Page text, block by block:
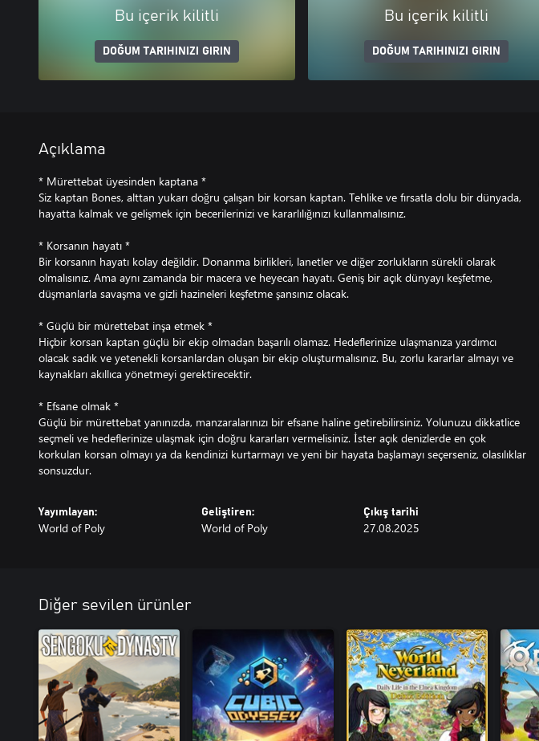
Bu içerik kilitli
DOĞUM TARIHINIZI GIRIN
Bu içerik kilitli
DOĞUM TARIHINIZI GIRIN
Açıklama
* Mürettebat üyesinden kaptana *
Siz kaptan Bones, alttan yukarı doğru çalışan bir korsan kaptan. Tehlike ve fırsatla dolu bir dünyada,
hayatta kalmak ve gelişmek için becerilerinizi ve kararlılığınızı kullanmalısınız.
* Korsanın hayatı *
Bir korsanın hayatı kolay değildir. Donanma birlikleri, lanetler ve diğer zorlukların sürekli olarak
olmalısınız. Ama aynı zamanda bir macera ve heyecan hayatı. Geniş bir açık dünyayı keşfetme,
düşmanlarla savaşma ve gizli hazineleri keşfetme şansınız olacak.
* Güçlü bir mürettebat inşa etmek *
Hiçbir korsan kaptan güçlü bir ekip olmadan başarılı olamaz. Hedeflerinize ulaşmanıza yardımcı
olacak sadık ve yetenekli korsanlardan oluşan bir ekip oluşturmalısınız. Bu, zorlu kararlar almayı ve
kaynakları akıllıca yönetmeyi gerektirecektir.
* Efsane olmak *
Güçlü bir mürettebat yanınızda, manzaralarınızı bir efsane haline getirebilirsiniz. Yolunuzu dikkatlice
seçmeli ve hedeflerinize ulaşmak için doğru kararları vermelisiniz. İster açık denizlerde en çok
korkulan korsan olmayı ya da kendinizi kurtarmayı ve yeni bir hayata başlamayı seçerseniz, olasılıklar
sonsuzdur.
Yayımlayan:
World of Poly
Geliştiren:
World of Poly
Çıkış tarihi
27.08.2025
Diğer sevilen ürünler